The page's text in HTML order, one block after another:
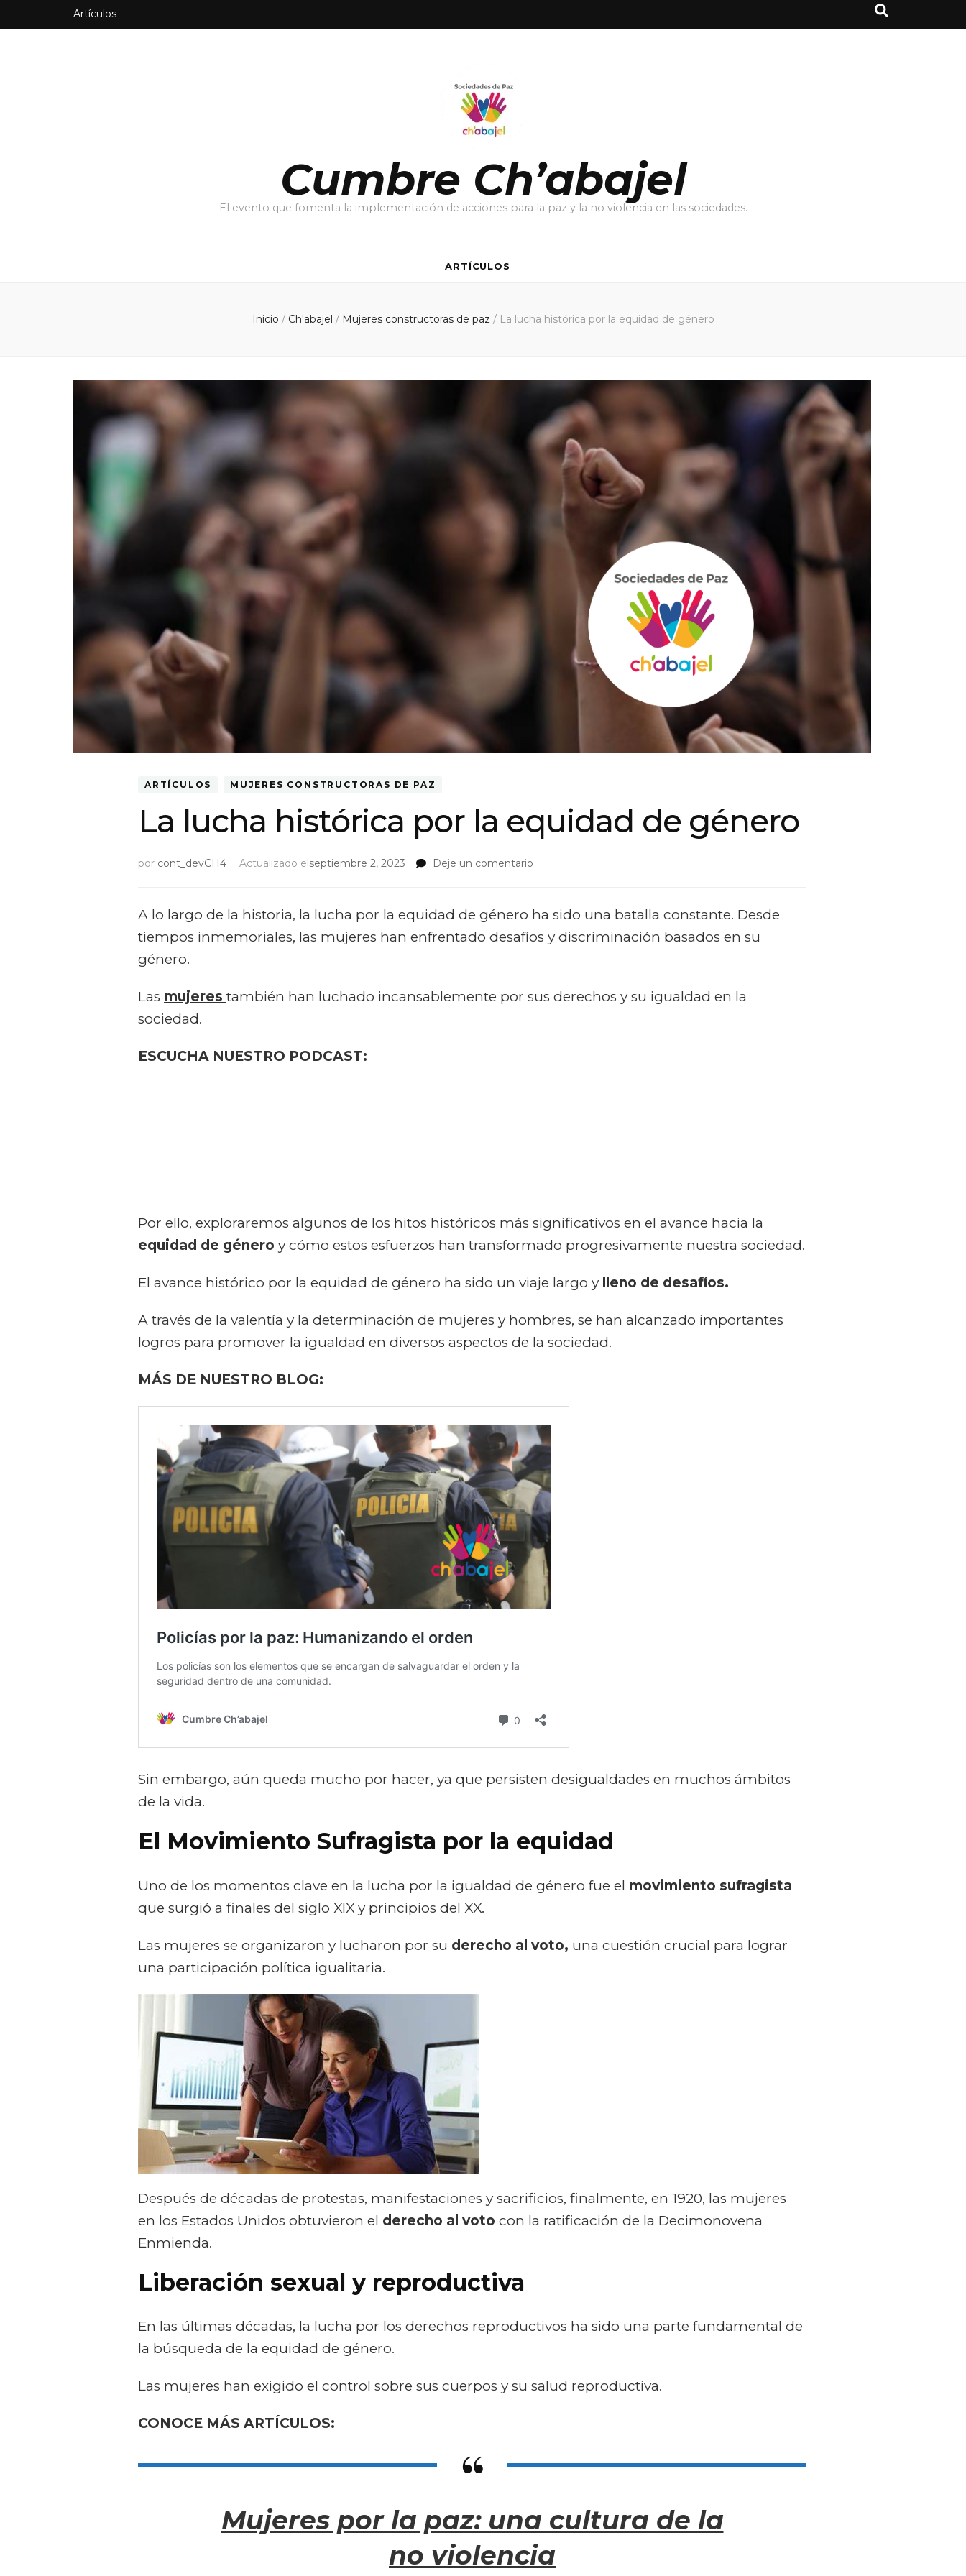
Artículos
Cumbre Ch’abajel
El evento que fomenta la implementación de acciones para la paz y la no violencia en las sociedades.
ARTÍCULOS
Inicio / Ch'abajel / Mujeres constructoras de paz / La lucha histórica por la equidad de género
ARTÍCULOS MUJERES CONSTRUCTORAS DE PAZ
La lucha histórica por la equidad de género
por cont_devCH4 Actualizado el septiembre 2, 2023 Deje un comentario
histórica
por
la
A lo largo de la historia, la lucha por la equidad de género ha sido una batalla constante. Desde
tiempos inmemoriales, las mujeres han enfrentado desafíos y discriminación basados en su
género.
Las mujeres también han luchado incansablemente por sus derechos y su igualdad en la
sociedad.
ESCUCHA NUESTRO PODCAST:
Por ello, exploraremos algunos de los hitos históricos más significativos en el avance hacia la
equidad de género y cómo estos esfuerzos han transformado progresivamente nuestra sociedad.
El avance histórico por la equidad de género ha sido un viaje largo y lleno de desafíos.
A través de la valentía y la determinación de mujeres y hombres, se han alcanzado importantes
logros para promover la igualdad en diversos aspectos de la sociedad.
MÁS DE NUESTRO BLOG:
Sin embargo, aún queda mucho por hacer, ya que persisten desigualdades en muchos ámbitos
de la vida.
El Movimiento Sufragista por la equidad
Uno de los momentos clave en la lucha por la igualdad de género fue el movimiento sufragista
que surgió a finales del siglo XIX y principios del XX.
Las mujeres se organizaron y lucharon por su derecho al voto, una cuestión crucial para lograr
una participación política igualitaria.
Después de décadas de protestas, manifestaciones y sacrificios, finalmente, en 1920, las mujeres
en los Estados Unidos obtuvieron el derecho al voto con la ratificación de la Decimonovena
Enmienda.
Liberación sexual y reproductiva
En las últimas décadas, la lucha por los derechos reproductivos ha sido una parte fundamental de
la búsqueda de la equidad de género.
Las mujeres han exigido el control sobre sus cuerpos y su salud reproductiva.
CONOCE MÁS ARTÍCULOS:
Mujeres por la paz: una cultura de la
no violencia